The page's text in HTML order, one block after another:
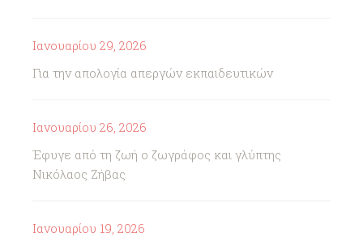
Ιανουαρίου 29, 2026
Για την απολογία απεργών εκπαιδευτικών
Ιανουαρίου 26, 2026
Έφυγε από τη ζωή ο ζωγράφος και γλύπτης
Νικόλαος Ζήβας
Ιανουαρίου 19, 2026